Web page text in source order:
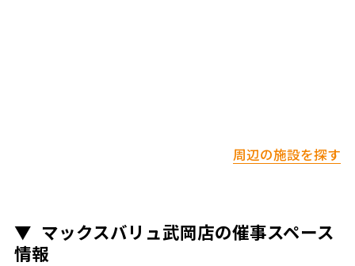
周辺の施設を探す
マックスバリュ武岡店の催事スペース
情報